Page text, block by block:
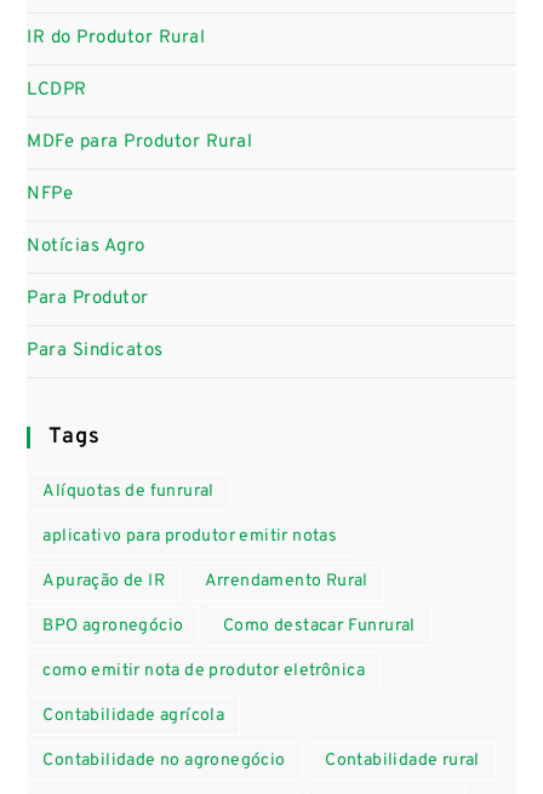
IR do Produtor Rural
LCDPR
MDFe para Produtor Rural
NFPe
Notícias Agro
Para Produtor
Para Sindicatos
Tags
Alíquotas de funrural
aplicativo para produtor emitir notas
Apuração de IR Arrendamento Rural
BPO agronegócio Como destacar Funrural
como emitir nota de produtor eletrônica
Contabilidade agrícola
Contabilidade no agronegócio Contabilidade rural